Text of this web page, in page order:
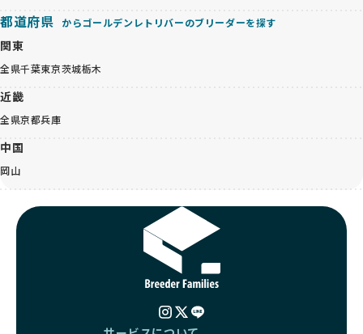
都道府県 からゴールデンレトリバーのブリーダーを探す
関東
全県千葉東京茨城栃木
近畿
全県京都兵庫
中国
岡山